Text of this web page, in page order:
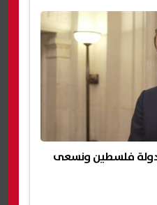
بدولة فلسطين ونسعى